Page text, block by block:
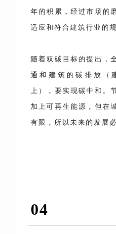
年的积累，经过市场的
适应和符合建筑行业的规
随着双碳目标的提出，
通和建筑的碳排放（
上），要实现碳中和。
加上可再生能源，但在
有限，所以未来的发展
04